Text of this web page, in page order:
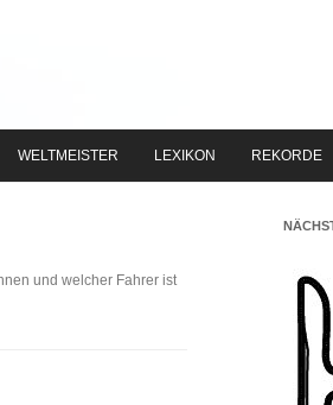
Inhalt
WELTMEISTER LEXIKON REKORDE
und welcher Fahrer ist